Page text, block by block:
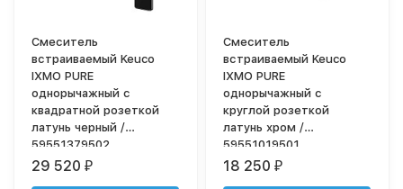
Смеситель
встраиваемый Keuco
IXMO PURE
однорычажный с
квадратной розеткой
латунь черный /
59551379502
29 520₽
Смеситель
встраиваемый Keuco
IXMO PURE
однорычажный с
круглой розеткой
латунь хром /
59551019501
18 250₽